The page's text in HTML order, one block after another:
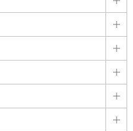
詳
詳
詳
詳
詳
詳